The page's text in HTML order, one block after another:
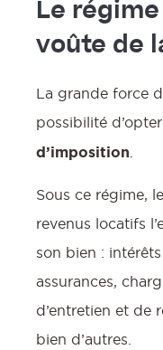
Le
voûte de
La grande force
possibilité
d’imposition.
Sous ce régime,
revenus locatifs
son bien :
assurances,
d’entretien et de
bien d’autres.